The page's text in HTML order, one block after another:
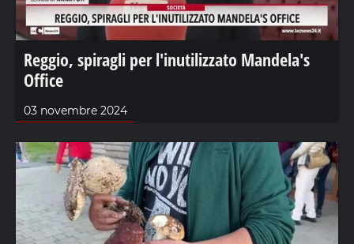
Reggio, spiragli per l'inutilizzato Mandela's
Office
03 novembre 2024